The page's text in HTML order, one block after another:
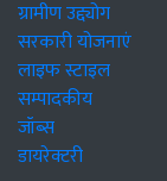
ग्रामीण उद्द्योग
सरकारी योजनाएं
लाइफ स्टाइल
सम्पादकीय
जॉब्स
डायरेक्टरी